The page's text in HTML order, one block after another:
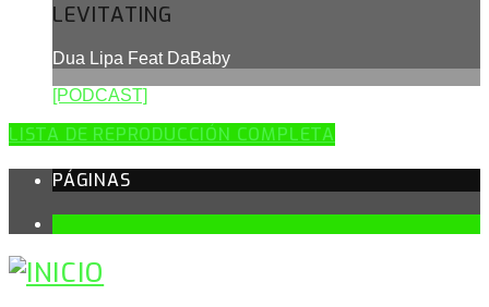
LEVITATING
Dua Lipa Feat DaBaby
[PODCAST]
LISTA DE REPRODUCCIÓN COMPLETA
PÁGINAS